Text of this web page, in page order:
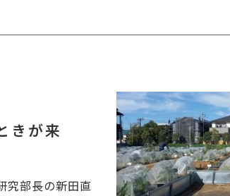
きが来
究部長の新田直